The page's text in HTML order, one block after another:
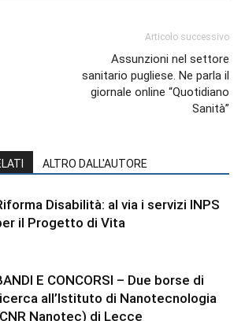
Articolo successivo
Assunzioni nel settore
sanitario pugliese. Ne parla il
giornale online “Quotidiano
Sanità”
ALTRO DALL'AUTORE
Disabilità: al via i servizi INPS
il Progetto di Vita
E CONCORSI – Due borse di
all’Istituto di Nanotecnologia
Nanotec) di Lecce